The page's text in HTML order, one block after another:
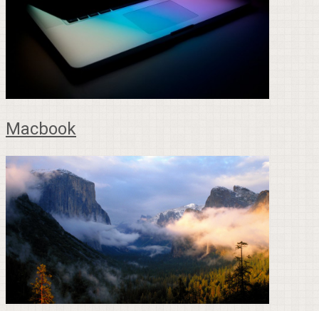
Macbook